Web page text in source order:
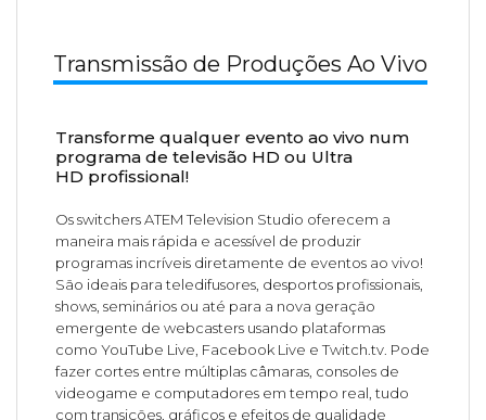
Transmissão de Produções Ao Vivo
Transforme qualquer evento ao vivo num
programa de televisão HD ou Ultra
HD profissional!
Os switchers ATEM Television Studio oferecem a
maneira mais rápida e acessível de produzir
programas incríveis diretamente de eventos ao vivo!
São ideais para teledifusores, desportos profissionais,
shows, seminários ou até para a nova geração
emergente de webcasters usando plataformas
como YouTube Live, Facebook Live e Twitch.tv. Pode
fazer cortes entre múltiplas câmaras, consoles de
videogame e computadores em tempo real, tudo
com transições, gráficos e efeitos de qualidade